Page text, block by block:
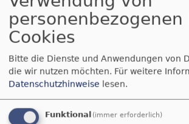
Sofagottesdienst ist
online:http://www.evangelisch-
sickershausen.de/1triniatis
Weiterlesenüber
Die
Bibel
das
meistverkaufte
Cookies
Bitte die Dienste und Anwendungen von
die wir nutzen möchten. Für weitere
Datenschutzhinweise lesen.
Funktional (immer erforderlich)